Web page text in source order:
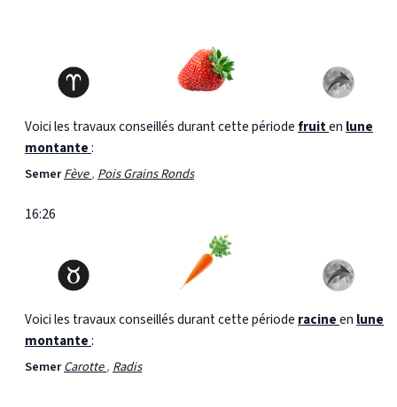
Voici les travaux conseillés durant cette période fruiten lune
montante:
SemerFève,Pois Grains Ronds
16:26
Voici les travaux conseillés durant cette période racineen lune
montante:
SemerCarotte, Radis